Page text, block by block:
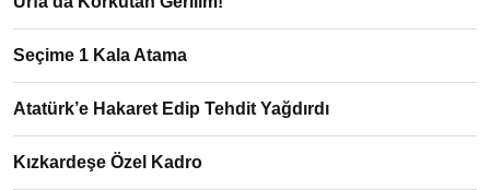
Seçime 1 Kala Atama
Atatürk’e Hakaret Edip Tehdit Yağdırdı
Kızkardeşe Özel Kadro